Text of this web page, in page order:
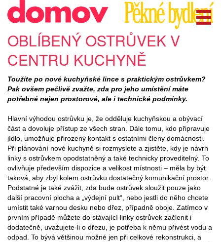
OBLÍBENÝ OSTRŮVEK V
CENTRU KUCHYNĚ
Toužíte po nové kuchyňské lince s praktickým ostrůvkem?
Pak ovšem pečlivě zvažte, zda pro jeho umístění máte
potřebné nejen prostorové, ale i technické podmínky.
Hlavní výhodou ostrůvku je, že odděluje kuchyňskou a obývací
část a dovoluje přístup ze všech stran. Dále tomu, kdo připravuje
jídlo, umožňuje přirozený kontakt s ostatními členy domácnosti.
Při plánování nové kuchyně si rozmyslete a zjistěte, kdy je návrh
linky s ostrůvkem opodstatněný a také technicky proveditelný. To
ovlivňuje především dispozice a velikost místnosti – měla by být
taková, aby zbyl kolem ostrůvku dostatečný komunikační prostor.
Podstatné je také zvážit, zda bude ostrůvek sloužit pouze jako
další pracovní plocha a „výdejní pult“, nebo jestli do něho chcete
umístit také varnou desku nebo dřez, případně oboje. Zatímco v
prvním případě můžete do stávající linky ostrůvek začlenit i
dodatečně, uvažujete-li o dřezu, je potřeba k němu přivést vodu a
odpad. To bývá většinou možné jen při celkové rekonstrukci, a